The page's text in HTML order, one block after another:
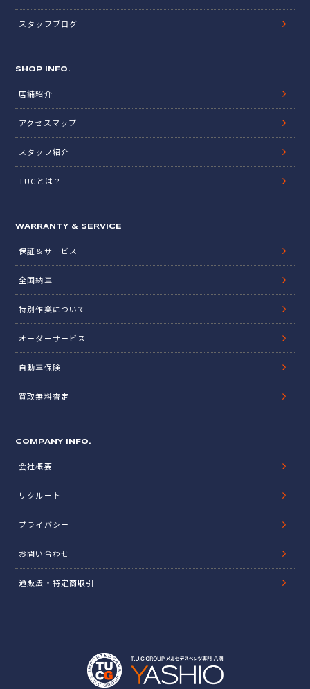
スタッフブログ
SHOP INFO.
店舗紹介
アクセスマップ
スタッフ紹介
TUCとは？
WARRANTY & SERVICE
保証＆サービス
全国納車
特別作業について
オーダーサービス
自動車保険
買取無料査定
COMPANY INFO.
会社概要
リクルート
プライバシー
お問い合わせ
通販法・特定商取引